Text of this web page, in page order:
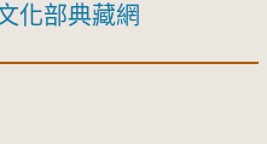
化部典藏網